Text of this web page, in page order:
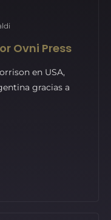
Ovni Press
en USA,
gracias a